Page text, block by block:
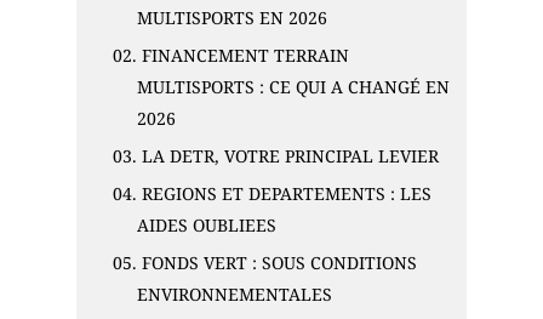
MULTISPORTS EN 2026
02. FINANCEMENT TERRAIN
MULTISPORTS : CE QUI A CHANGÉ EN
2026
03. LA DETR, VOTRE PRINCIPAL LEVIER
04. REGIONS ET DEPARTEMENTS : LES
AIDES OUBLIEES
05. FONDS VERT : SOUS CONDITIONS
ENVIRONNEMENTALES